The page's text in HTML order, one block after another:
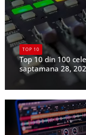
TOP 10
Top 10 din 100
saptamana 28,